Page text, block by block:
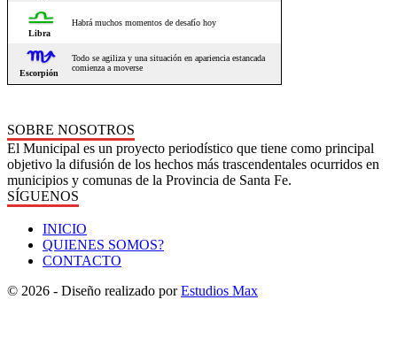
SOBRE NOSOTROS
El Municipal es un proyecto periodístico que tiene como principal
objetivo la difusión de los hechos más trascendentales ocurridos en
municipios y comunas de la Provincia de Santa Fe.
SÍGUENOS
INICIO
QUIENES SOMOS?
CONTACTO
© 2026 - Diseño realizado porEstudios Max